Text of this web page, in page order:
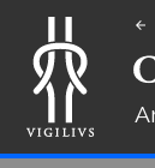
arrow_back